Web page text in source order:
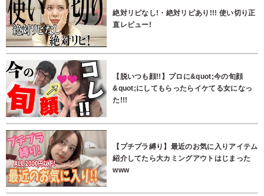
絶対リピなし!・絶対リピあり!!! 使い切り正
直レビュー!
【脱いつも顔!!】プロに&quot;今の旬顔
&quot;にしてもらったらイケてる女になっ
た!!!
【プチプラ縛り】最近のお気に入りアイテム
紹介してたら大カミングアウトはじまった
www